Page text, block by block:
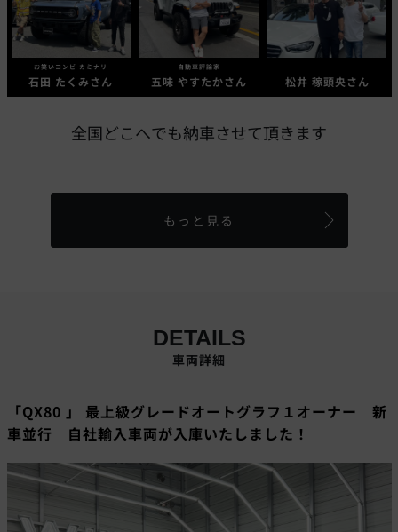
お笑いコンビ カミナリ
石田 たくみさん
自動車評論家
五味 やすたかさん 松井 稼頭央さん
全国どこへでも納車させて頂きます
もっと見る
DETAILS
車両詳細
「QX80 」 最上級グレードオートグラフ１オーナー 新
車並行 自社輸入車両が入庫いたしました！